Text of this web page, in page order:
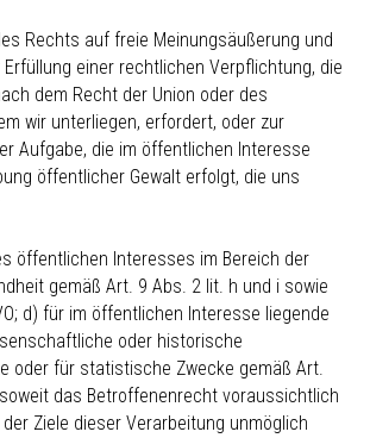
Rechts auf freie Meinungsäußerung und
einer rechtlichen Verpflichtung, die
dem Recht der Union oder des
wir unterliegen, erfordert, oder zur
Aufgabe, die im öffentlichen Interesse
öffentlicher Gewalt erfolgt, die uns
öffentlichen Interesses im Bereich der
gemäß Art. 9 Abs. 2 lit. h und i sowie
d) für im öffentlichen Interesse liegende
oder historische
oder für statistische Zwecke gemäß Art.
soweit das Betroffenenrecht voraussichtlich
Ziele dieser Verarbeitung unmöglich